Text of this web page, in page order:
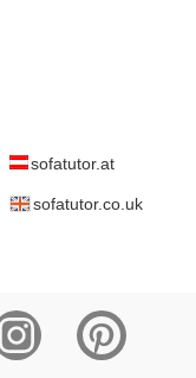
sofatutor.at
sofatutor.co.uk